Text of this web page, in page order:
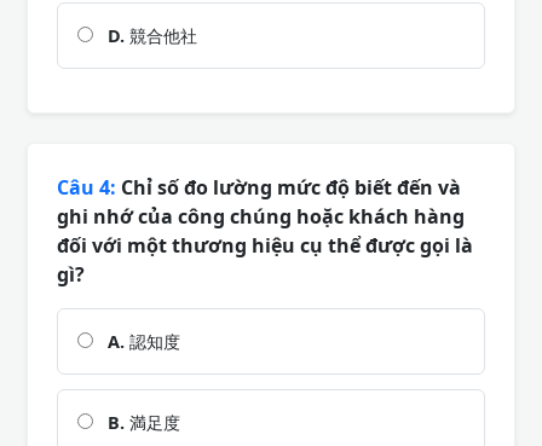
D. 競合他社
Câu 4: Chỉ số đo lường mức độ biết đến và
ghi nhớ của công chúng hoặc khách hàng
đối với một thương hiệu cụ thể được gọi là
gì?
A. 認知度
B. 満足度